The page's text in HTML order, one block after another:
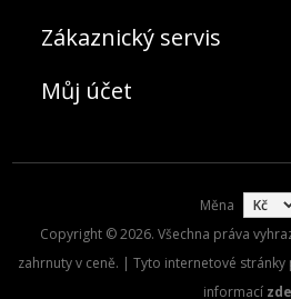
Zákaznický servis
Můj účet
Měna
Copyright © 2026. Všechna práva
zahrnuty v ceně. | Tyto internetové
informací zde